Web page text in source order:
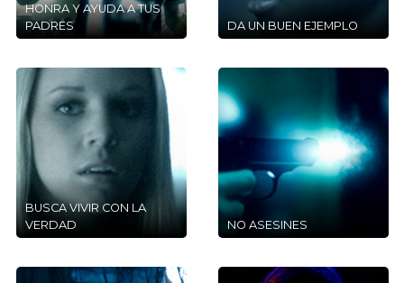
HONRA Y AYUDA A TUS
PADRES
DA UN BUEN EJEMPLO
BUSCA VIVIR CON LA
VERDAD
NO ASESINES